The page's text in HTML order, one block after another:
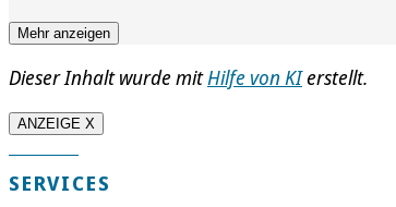
Mehr anzeigen
Dieser Inhalt wurde mitHilfe von KIerstellt.
ANZEIGE X
SERVICES